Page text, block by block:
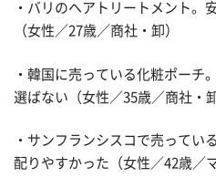
・バリのヘアトリートメント。
（女性／27歳／商社・卸）
・韓国に売っている化粧ポーチ
選ばない（女性／35歳／商社・卸
・サンフランシスコで売ってい
配りやすかった（女性／42歳／